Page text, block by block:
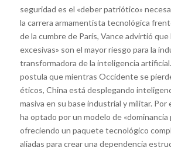
seguridad es el «deber patriótico»
la carrera armamentista tecnológica
de la cumbre de París, Vance advirtió que
excesivas» son el mayor riesgo para la
transformadora de la inteligencia
postula que mientras Occidente se
éticos, China está desplegando
masiva en su base industrial y militar. Por
ha optado por un modelo de «dominancia
ofreciendo un paquete tecnológico
aliadas para crear una dependencia